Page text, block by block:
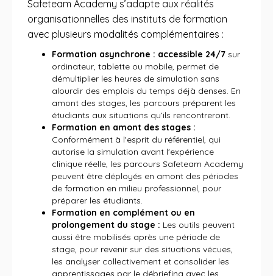
Safeteam Academy s’adapte aux réalités
organisationnelles des instituts de formation
avec plusieurs modalités complémentaires :
Formation asynchrone : accessible 24/7 sur
ordinateur, tablette ou mobile, permet de
démultiplier les heures de simulation sans
alourdir des emplois du temps déjà denses. En
amont des stages, les parcours préparent les
étudiants aux situations qu’ils rencontreront.
Formation en amont des stages :
Conformément à l'esprit du référentiel, qui
autorise la simulation avant l'expérience
clinique réelle, les parcours Safeteam Academy
peuvent être déployés en amont des périodes
de formation en milieu professionnel, pour
préparer les étudiants.
Formation en complément ou en
prolongement du stage : Les outils peuvent
aussi être mobilisés après une période de
stage, pour revenir sur des situations vécues,
les analyser collectivement et consolider les
apprentissages par le débriefing avec les